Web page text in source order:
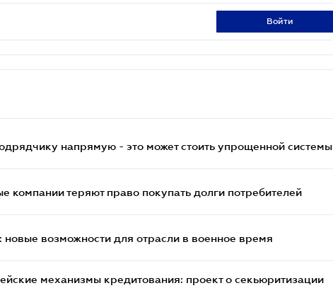
войти
напрямую - это может стоить упрощенной системы
компании теряют право покупать долги потребителей
новые возможности для отрасли в военное время
механизмы кредитования: проект о секьюритизации